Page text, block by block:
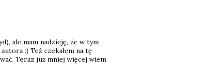
ale mam nadzieję, że w tym
:) Też czekałem na tę
Teraz już mniej więcej wiem